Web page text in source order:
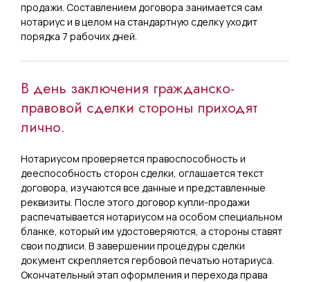
продажи. Составлением договора занимается сам
нотариус и в целом на стандартную сделку уходит
порядка 7 рабочих дней.
В день заключения гражданско-
правовой сделки стороны приходят
лично.
Нотариусом проверяется правоспособность и
дееспособность сторон сделки, оглашается текст
договора, изучаются все данные и представленные
реквизиты. После этого договор купли-продажи
распечатывается нотариусом на особом специальном
бланке, который им удостоверяются, а стороны ставят
свои подписи. В завершении процедуры сделки
документ скрепляется гербовой печатью нотариуса.
Окончательный этап оформления и перехода права